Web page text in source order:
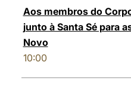
Aos membros do
junto à Santa Sé para
Novo
10:00